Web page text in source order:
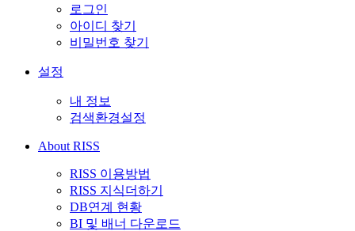
로그인
아이디 찾기
비밀번호 찾기
설정
내 정보
검색환경설정
About RISS
RISS 이용방법
RISS 지식더하기
DB연계 현황
BI 및 배너 다운로드